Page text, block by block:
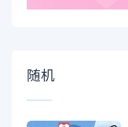
随机